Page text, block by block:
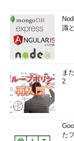
カスタマイズ機能はない
（1）タブを新規作成
しいタブ」ページ。
（2）これをクリック
ージが作成される。
（3）一番上には、（
よく使うサイトへのリン
（4）サイトのアイ
（5）使用頻度。バー
ている。色はサイトのア
れているようであり、特
（6）アイコンの上へ
そのサイトの詳細な情
クリックすればサイト
識
ま
2
た